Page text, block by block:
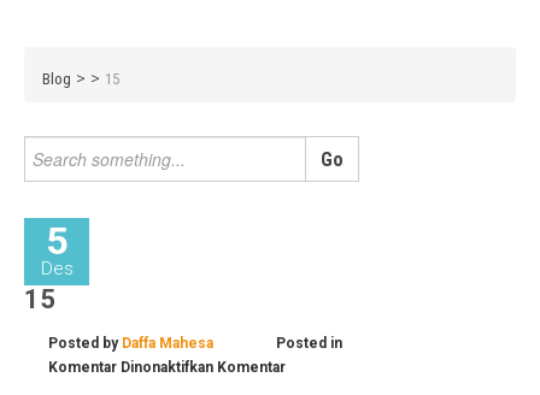
Blog > > 15
5
Des
15
Posted by Daffa Mahesa
Posted in
Komentar Dinonaktifkanpada
Komentar